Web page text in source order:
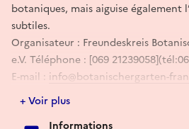
botaniques, mais aiguise
subtiles.
Organisateur : Freundeskreis
e.V. Téléphone : [069
E-mail : info@botanischergarten-
+ Voir plus
Informations